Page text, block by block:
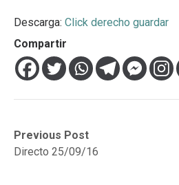
Descarga: Click derecho guardar
Compartir
Navegación
de
Previous Post
Previous
post:Directo 25/09/16
Next
post: